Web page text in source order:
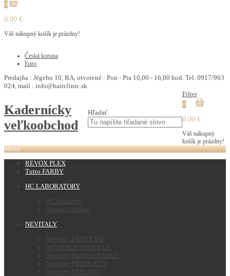
0
0.00 €
Váš nákupný košík je prázdny!
Česká koruna
Euro
Predajňa : Jégeho 10, BA, otvorené : Pon - Pia 10,00 - 16,00 hod. Tel. 0917/963
024, mail : info@hairclinic.sk
Kadernícky
veľkoobchod
Hľadať
Filter
0
0.00 €
Váš nákupný
košík je prázdny!
Menu
REVOX PLEX
Tutto FARBY
HC LABORATORY
HC Produkty
Argane Achinae
NEVITALY
Nevitaly FARBY BB
NEVITALY FARBY CC
Nevitaly Farebné MASKY
Nevitaly PRODUKTY
Nevitaly STYLING